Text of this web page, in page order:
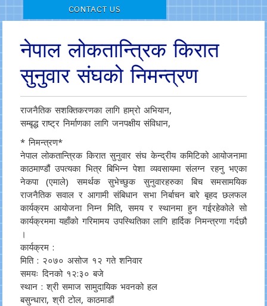
CONTACT US
नेपाल लोकतान्त्रिक किरात
सुनुवार संघको निमन्त्रण
राजनैतिक सशक्तिकरणका लागि हाम्रो अभियान,
सम्बृद्ध राष्ट्र निर्माणका लागि जनपक्षीय संविधान,
* निमन्त्रण*
नेपाल लोकतान्त्रिक किरात सुनुवार संघ केन्द्रीय कमिटिको आयोजनामा
काठमाण्डौं उपत्यका भित्र बिभिन्न पेशा व्यवसायमा संलग्न रहनु भएका
नेकपा (एमाले) समर्थक सुभेच्छुक सुनुवारहरुका बिच समसामयिक
राजनैतिक सवाल र आगामी संबिधान सभा निर्बाचन बारे बृहद छलफल
कार्यक्रम आयोजना निम्न मिति, समय र स्थानमा हुन गईरहेकोले सो
कार्यक्रममा यहाँको गरिमामय उपस्थितिका लागि हार्दिक निमन्त्रणा गर्दछौ
।
कार्यक्रम :
मिति : २०७० असोज १२ गते शनिवार
समयः दिनको १२:३० बजे
स्थान : श्री समाज सामुदायिक भवनको हल
बसुन्धारा, श्री टोल, काठमाडौं